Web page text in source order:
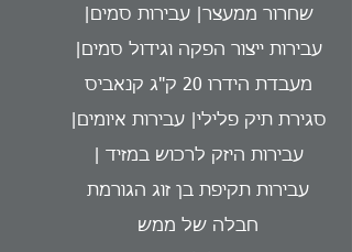
שחרור ממעצר| עבירות סמים|
עבירות ייצור הפקה וגידול סמים|
מעבדת הידרו 20 ק"ג קנאביס
סגירת תיק פלילי| עבירות איומים|
עבירות היזק לרכוש במזיד |
עבירות תקיפת בן זוג הגורמת
חבלה של ממש